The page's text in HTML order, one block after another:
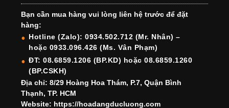
e
b
o
o
k
gr
a
m
e
st
e
dI
n
er T
u
b
e
T
u
b
e
h
Bạn cần mua hàng vui lòng liên hệ trước để đặt
hàng:
Hotline (Zalo): 0934.502.712 (Mr. Nhân) –
hoặc 0933.096.426 (Ms. Vân Phạm)
ĐT: 08.6859.1206 (BP.KD) hoặc 08.6859.1260
(BP.CSKH)
Địa chỉ: 8/29 Hoàng Hoa Thám, P.7, Quận Bình
Thạnh, TP. HCM
Website: https://hoadangducluong.com